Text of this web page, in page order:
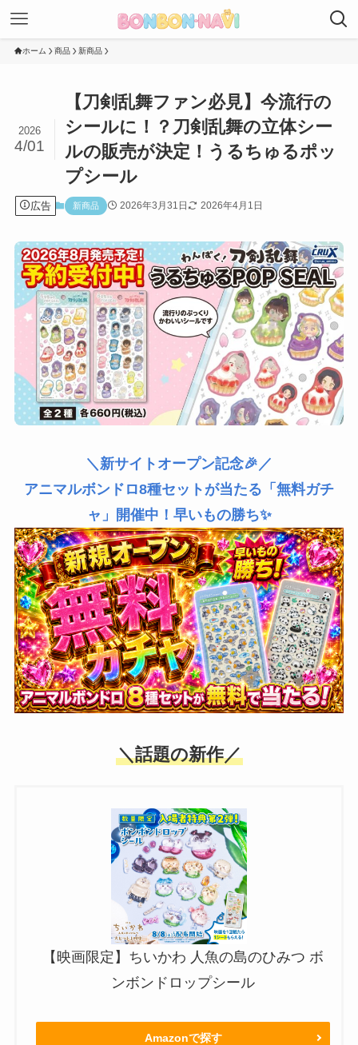
ホーム 商品 新商品
【刀剣乱舞ファン必見】今流行の
シールに！？刀剣乱舞の立体シー
ルの販売が決定！うるちゅるポッ
プシール
2026
4/01
広告 新商品 2026年3月31日 2026年4月1日
＼新サイトオープン記念🎉／
アニマルボンドロ8種セットが当たる「無料ガチ
ャ」開催中！早いもの勝ち✨
＼話題の新作／
【映画限定】ちいかわ 人魚の島のひみつ ボ
ンボンドロップシール
Amazonで探す